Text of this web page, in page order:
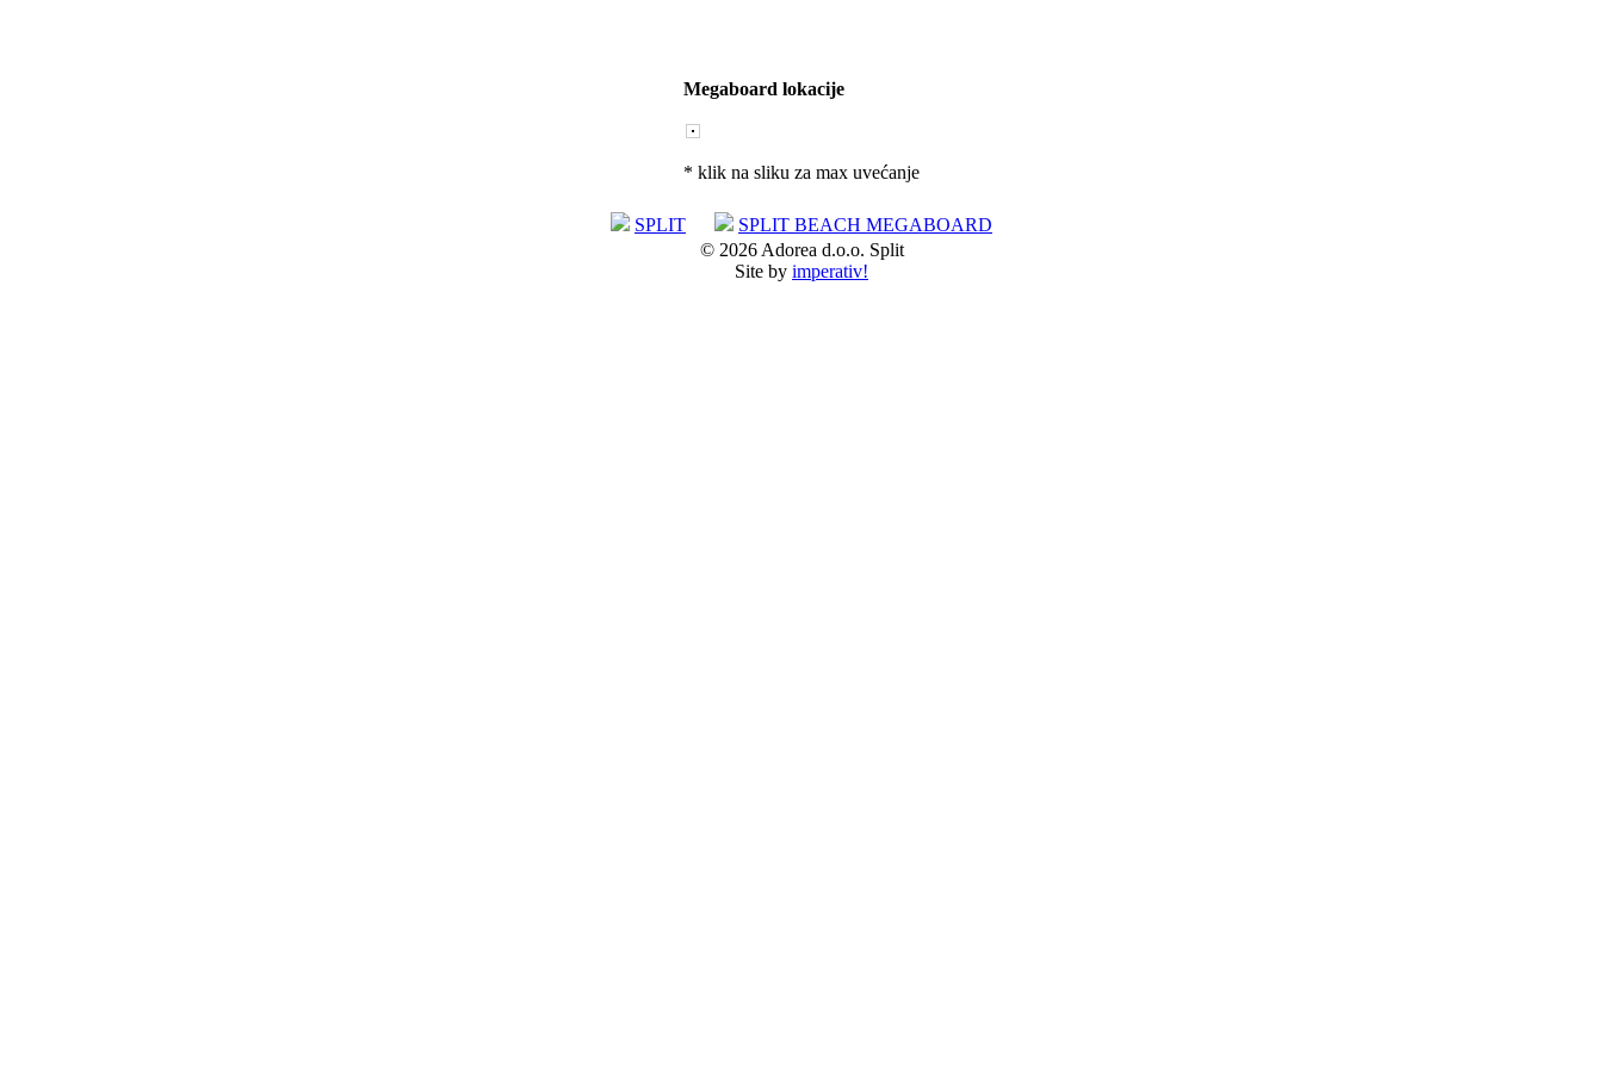
Megaboard lokacije
* klik na sliku za max uvećanje
SPLIT
SPLIT BEACH MEGABOARD
© 2026 Adorea d.o.o. Split
Site by imperativ!